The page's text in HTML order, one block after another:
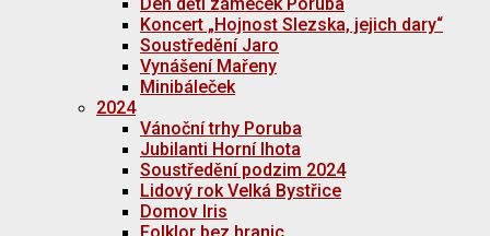
Koncert „Hojnost Slezska, jejich dary“
Soustředění Jaro
Vynášení Mařeny
Minibáleček
2024
Vánoční trhy Poruba
Jubilanti Horní lhota
Soustředění podzim 2024
Lidový rok Velká Bystřice
Domov Iris